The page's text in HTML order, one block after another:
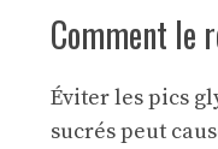
Comment le
Éviter les pics
sucrés peut